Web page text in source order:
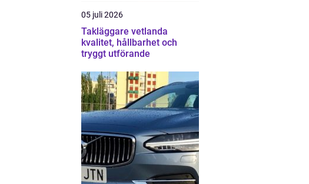
05 juli 2026
Takläggare vetlanda
kvalitet, hållbarhet och
tryggt utförande